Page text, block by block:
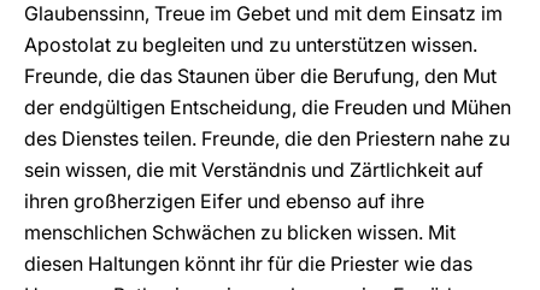
Glaubenssinn, Treue im Gebet und mit dem Einsatz im
Apostolat zu begleiten und zu unterstützen wissen.
Freunde, die das Staunen über die Berufung, den Mut
der endgültigen Entscheidung, die Freuden und Mühen
des Dienstes teilen. Freunde, die den Priestern nahe zu
sein wissen, die mit Verständnis und Zärtlichkeit auf
ihren großherzigen Eifer und ebenso auf ihre
menschlichen Schwächen zu blicken wissen. Mit
diesen Haltungen könnt ihr für die Priester wie das